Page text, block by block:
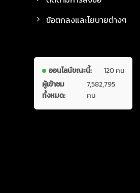
ข้อตกลงและโยบายต่างๆ
ออนไลน์ขณะนี้:
120 คน
ผู้เข้าชม
ทั้งหมด:
7,582,795
คน